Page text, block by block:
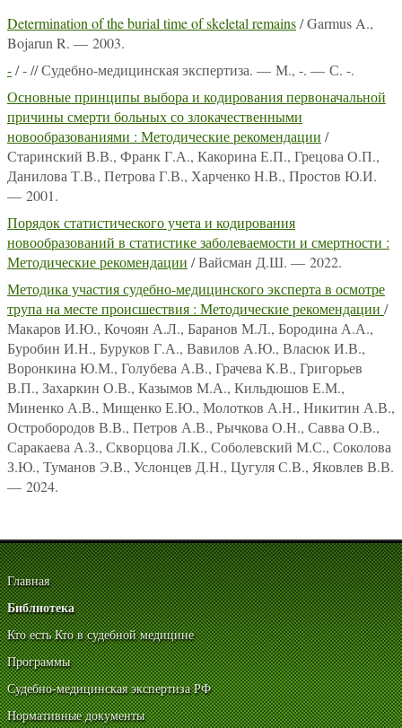
Determination of the burial time of skeletal remains/ Garmus A.,
Bojarun R. — 2003.
-/ - // Судебно-медицинская экспертиза. — М., -. — С. -.
Основные принципы выбора и кодирования первоначальной
причины смерти больных со злокачественными
новообразованиями : Методические рекомендации /
Старинский В.В., Франк Г.А., Какорина Е.П., Грецова О.П.,
Данилова Т.В., Петрова Г.В., Харченко Н.В., Простов Ю.И.
— 2001.
Порядок статистического учета и кодирования
новообразований в статистике заболеваемости и смертности :
Методические рекомендации / Вайсман Д.Ш. — 2022.
Методика участия судебно-медицинского эксперта в осмотре
трупа на месте происшествия : Методические рекомендации /
Макаров И.Ю., Кочоян А.Л., Баранов М.Л., Бородина А.А.,
Буробин И.Н., Буруков Г.А., Вавилов А.Ю., Власюк И.В.,
Воронкина Ю.М., Голубева А.В., Грачева К.В., Григорьев
В.П., Захаркин О.В., Казымов М.А., Кильдюшов Е.М.,
Миненко А.В., Мищенко Е.Ю., Молотков А.Н., Никитин А.В.,
Остробородов В.В., Петров А.В., Рычкова О.Н., Савва О.В.,
Саракаева А.З., Скворцова Л.К., Соболевский М.С., Соколова
З.Ю., Туманов Э.В., Услонцев Д.Н., Цугуля С.В., Яковлев В.В.
— 2024.
Главная
Библиотека
Кто есть Кто в судебной медицине
Программы
Судебно-медицинская экспертиза РФ
Нормативные документы